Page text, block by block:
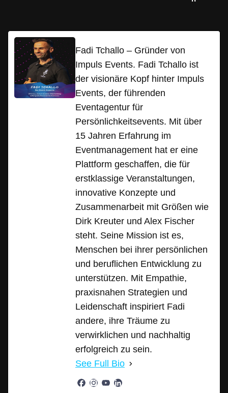
Fadi Tchallo – Gründer von
Impuls Events. Fadi Tchallo ist
der visionäre Kopf hinter Impuls
Events, der führenden
Eventagentur für
Persönlichkeitsevents. Mit über
15 Jahren Erfahrung im
Eventmanagement hat er eine
Plattform geschaffen, die für
erstklassige Veranstaltungen,
innovative Konzepte und
Zusammenarbeit mit Größen wie
Dirk Kreuter und Alex Fischer
steht. Seine Mission ist es,
Menschen bei ihrer persönlichen
und beruflichen Entwicklung zu
unterstützen. Mit Empathie,
praxisnahen Strategien und
Leidenschaft inspiriert Fadi
andere, ihre Träume zu
verwirklichen und nachhaltig
erfolgreich zu sein.
See Full Bio